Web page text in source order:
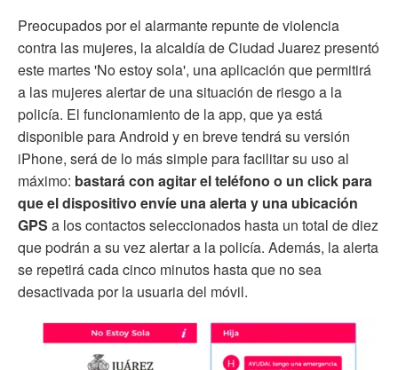
Preocupados por el alarmante repunte de violencia
contra las mujeres, la alcaldía de Ciudad Juarez presentó
este martes 'No estoy sola', una aplicación que permitirá
a las mujeres alertar de una situación de riesgo a la
policía. El funcionamiento de la app, que ya está
disponible para Android y en breve tendrá su versión
iPhone, será de lo más simple para facilitar su uso al
máximo: bastará con agitar el teléfono o un click para
que el dispositivo envíe una alerta y una ubicación
GPS a los contactos seleccionados hasta un total de diez
que podrán a su vez alertar a la policía. Además, la alerta
se repetirá cada cinco minutos hasta que no sea
desactivada por la usuaria del móvil.